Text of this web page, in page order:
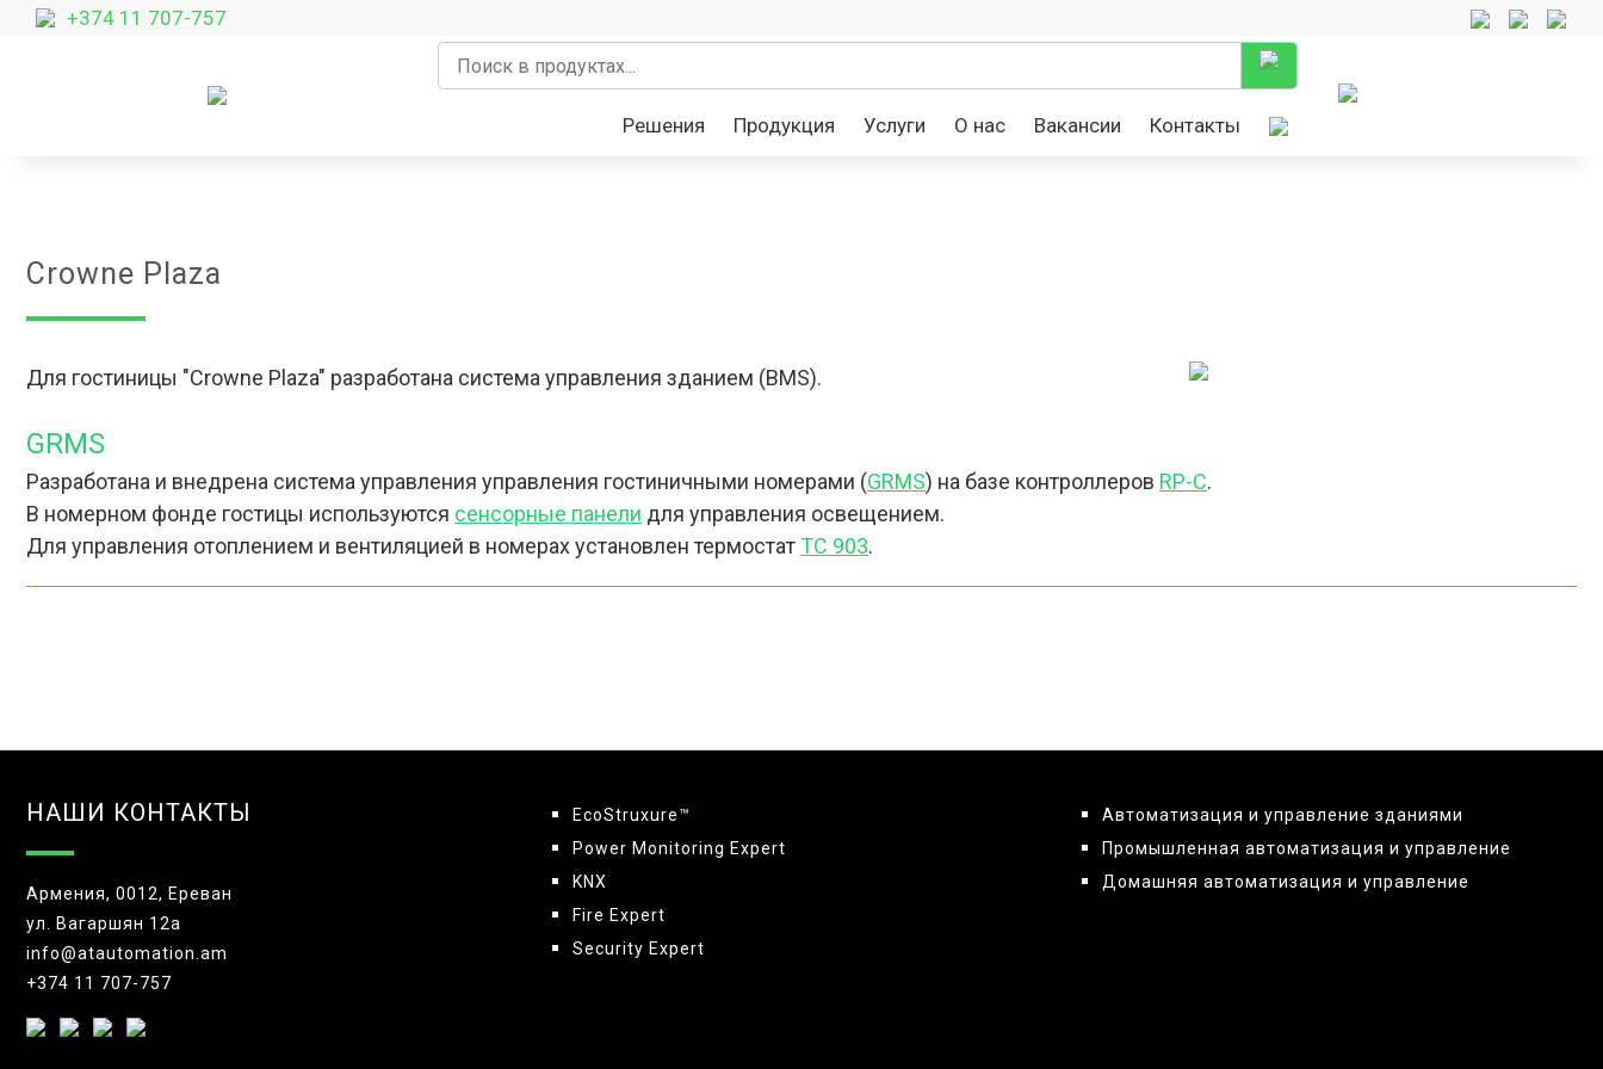
+374 11 707-757
Решения Продукция Услуги О нас Вакансии Контакты
Crowne Plaza
Для гостиницы "Crowne Plaza" разработана система управления зданием (BMS).
GRMS
Разработана и внедрена система управления управления гостиничными номерами (GRMS) на базе контроллеров RP-C.
В номерном фонде гостицы используются сенсорные панели для управления освещением.
Для управления отоплением и вентиляцией в номерах установлен термостат TC 903.
НАШИ КОНТАКТЫ
Армения, 0012, Ереван
ул. Вагаршян 12а
info@atautomation.am
+374 11 707-757
EcoStruxure™
Power Monitoring Expert
KNX
Fire Expert
Security Expert
Автоматизация и управление зданиями
Промышленная автоматизация и управление
Домашняя автоматизация и управление